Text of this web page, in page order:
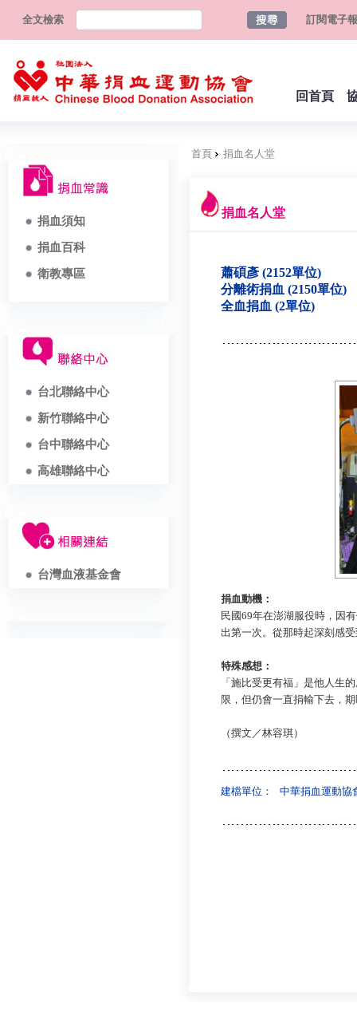
全文檢索 訂閱電子報
回首頁
捐血須知
捐血百科
衛教專區
台北聯絡中心
新竹聯絡中心
台中聯絡中心
高雄聯絡中心
台灣血液基金會
首頁 捐血名人堂
捐血名人堂
蕭碩彥 (2152單位)
分離術捐血 (2150單位)
全血捐血 (2單位)
捐血動機：
民國69年在澎湖服役時，因
出第一次。從那時起深刻感
特殊感想：
「施比受更有福」是他人生
限，但仍會一直捐輸下去，
（撰文／林容琪）
建檔單位： 中華捐血運動協